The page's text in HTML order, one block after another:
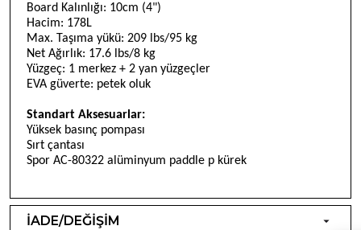
Board Kal ınlığı: 10cm (4")
Hacim: 178L
Max. Taşıma yükü: 209 lbs/95 kg
Net Ağırlık: 17.6 lbs/8 kg
Yüzgeç: 1 merkez + 2 yan yüzgeçler
EVA güverte: petek oluk
Standart Aksesuarlar:
Yüksek basınç pompası
Sırt çantası
Spor AC-80322 alüminyum paddle p kürek
İADE/DEĞİŞİM